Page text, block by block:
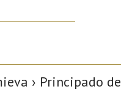
› Principado de